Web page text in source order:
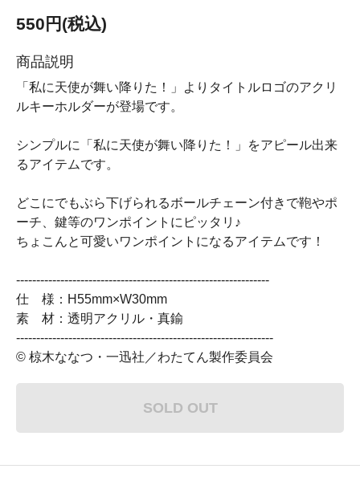
550円(税込)
商品説明
「私に天使が舞い降りた！」よりタイトルロゴのアクリ
ルキーホルダーが登場です。
シンプルに「私に天使が舞い降りた！」をアピール出来
るアイテムです。
どこにでもぶら下げられるボールチェーン付きで鞄やポ
ーチ、鍵等のワンポイントにピッタリ♪
ちょこんと可愛いワンポイントになるアイテムです！
---------------------------------------------------------------
仕 様：H55mm×W30mm
素 材：透明アクリル・真鍮
----------------------------------------------------------------
© 椋木ななつ・一迅社／わたてん製作委員会
SOLD OUT